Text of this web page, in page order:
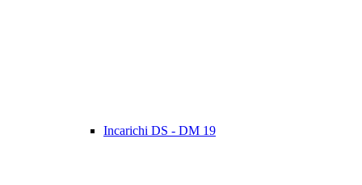
Incarichi DS - DM 19